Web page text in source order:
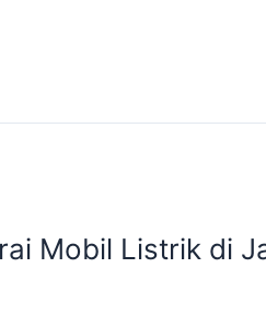
Mobil Listrik di